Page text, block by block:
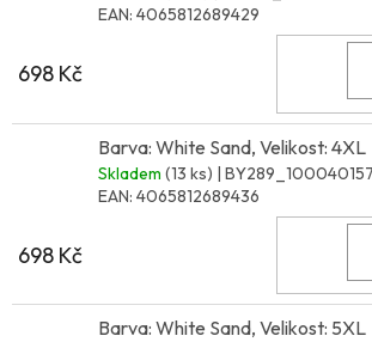
EAN: 4065812689429
698 Kč
Barva: White Sand, Velikost: 4XL
Skladem (13 ks) |
EAN: 4065812689436
698 Kč
Barva: White Sand, Velikost: 5XL